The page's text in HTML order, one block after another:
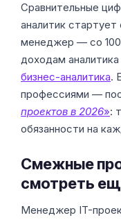
Сравнительные
аналитик
менеджер — со
доходам
бизнес-аналитика.
профессиями —
проектов в 2026»:
обязанности на
Смежные
смотреть
Менеджер IT-